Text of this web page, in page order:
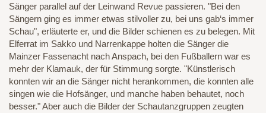
Sänger parallel auf der Leinwand Revue passieren. "Bei den
Sängern ging es immer etwas stilvoller zu, bei uns gab‘s immer
Schau", erläuterte er, und die Bilder schienen es zu belegen. Mit
Elferrat im Sakko und Narrenkappe holten die Sänger die
Mainzer Fassenacht nach Anspach, bei den Fußballern war es
mehr der Klamauk, der für Stimmung sorgte. "Künstlerisch
konnten wir an die Sänger nicht herankommen, die konnten alle
singen wie die Hofsänger, und manche haben behautet, noch
besser." Aber auch die Bilder der Schautanzgruppen zeugten